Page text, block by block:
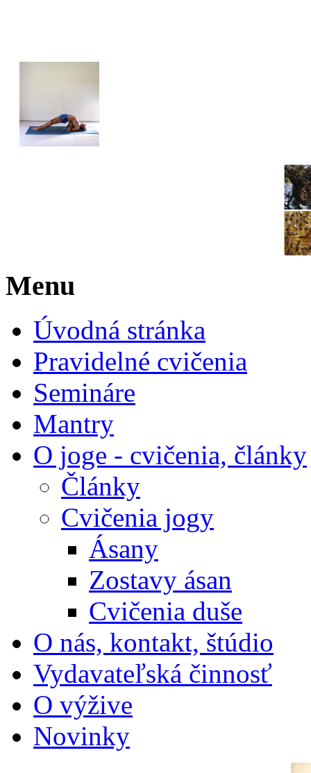
Menu
Úvodná stránka
Pravidelné cvičenia
Semináre
Mantry
O joge - cvičenia, články
Články
Cvičenia jogy
Ásany
Zostavy ásan
Cvičenia duše
O nás, kontakt, štúdio
Vydavateľská činnosť
O výžive
Novinky